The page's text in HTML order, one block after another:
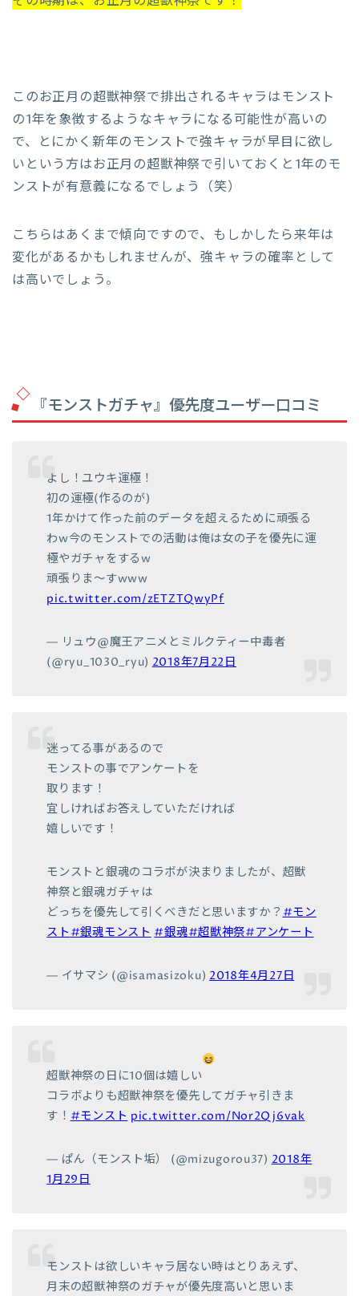
このお正月の超獣神祭で排出されるキャラはモンスト
の1年を象徴するようなキャラになる可能性が高いの
で、とにかく新年のモンストで強キャラが早目に欲し
いという方はお正月の超獣神祭で引いておくと1年のモ
ンストが有意義になるでしょう（笑）
こちらはあくまで傾向ですので、もしかしたら来年は
変化があるかもしれませんが、強キャラの確率として
は高いでしょう。
『モンストガチャ』優先度ユーザー口コミ
よし！ユウキ運極！
初の運極(作るのが)
1年かけて作った前のデータを超えるために頑張る
わw今のモンストでの活動は俺は女の子を優先に運
極やガチャをするw
頑張りま〜すwww
pic.twitter.com/zETZTQwyPf
— リュウ@魔王アニメとミルクティー中毒者
(@ryu_1030_ryu) 2018年7月22日
迷ってる事があるので
モンストの事でアンケートを
取ります！
宜しければお答えしていただければ
嬉しいです！
モンストと銀魂のコラボが決まりましたが、超獣
神祭と銀魂ガチャは
どっちを優先して引くべきだと思いますか？#モン
スト#銀魂モンスト#銀魂#超獣神祭#アンケート
— イサマシ (@isamasizoku) 2018年4月27日
超獣神祭の日に10個は嬉しい
コラボよりも超獣神祭を優先してガチャ引きま
す！#モンスト pic.twitter.com/Nor2Qj6vak
— ぱん（モンスト垢） (@mizugorou37)2018年
1月29日
モンストは欲しいキャラ居ない時はとりあえず、
月末の超獣神祭のガチャが優先度高いと思いま